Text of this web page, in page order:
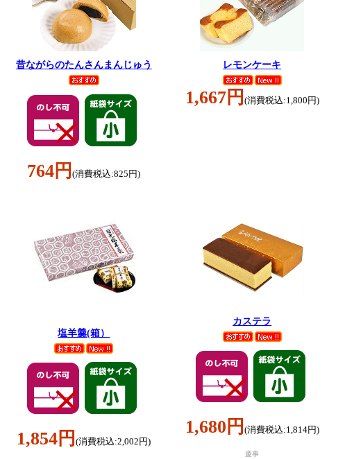
昔ながらのたんさんまんじゅう
764円(消費税込:825円)
レモンケーキ
1,667円 (消費税込:1,800円)
塩羊羹(箱）
1,854円(消費税込:2,002円)
カステラ
1,680円 (消費税込:1,814円)
慶事